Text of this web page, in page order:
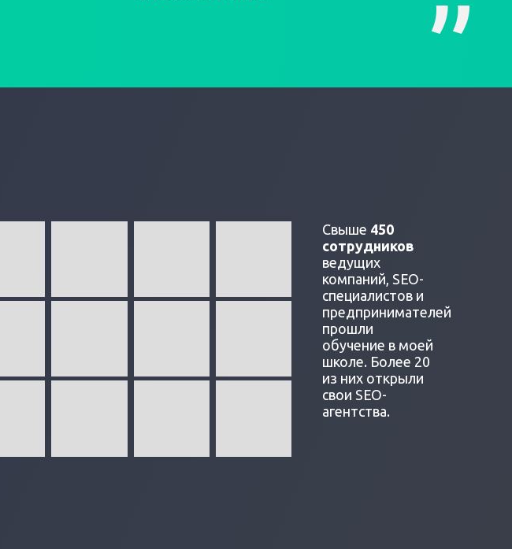
Свыше 450
сотрудников
ведущих
компаний, SEO-
специалистов и
предпринимателей
прошли
обучение в моей
школе. Более 20
из них открыли
свои SEO-
агентства.